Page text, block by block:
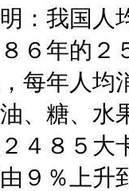
：我国人
６年的
每年人均
、糖、
４８５大
９％上升